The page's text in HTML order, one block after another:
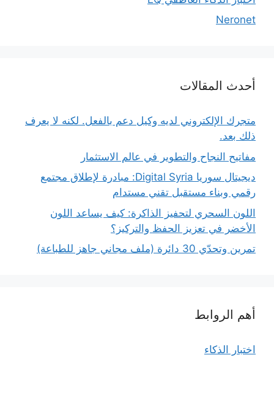
Neronet
أحدث المقالات
متجرك الإلكتروني لديه وكيل دعم بالفعل. لكنه لا يعرف
ذلك بعد.
مفاتيح النجاح والتطوير في عالم الاستثمار
ديجيتال سوريا Digital Syria: مبادرة لإطلاق مجتمع
رقمي وبناء مستقبل تقني مستدام
اللون السحري لتحفيز الذاكرة: كيف يساعد اللون
الأخضر في تعزيز الحفظ والتركيز؟
تمرين وتحدّي 30 دائرة (ملف مجاني جاهز للطباعة)
أهم الروابط
اختبار الذكاء